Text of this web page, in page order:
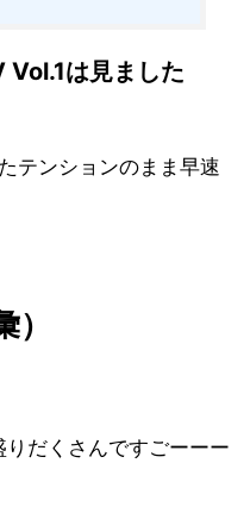
Vol.1は見ました
テンションのまま早速
だくさんですごーーー